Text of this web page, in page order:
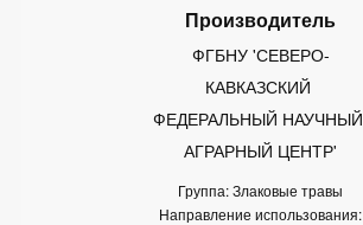
ФГБНУ 'СЕВЕРО-
КАВКАЗСКИЙ
ФЕДЕРАЛЬНЫЙ НАУЧНЫЙ
АГРАРНЫЙ ЦЕНТР'
Группа: Злаковые травы
Направление использования: